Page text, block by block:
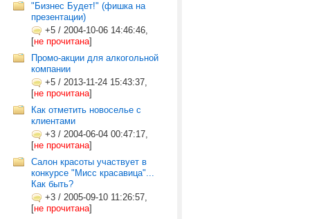
"Бизнес Будет!" (фишка на
презентации)
+5 / 2004-10-06 14:46:46,
[не прочитана]
Промо-акции для алкогольной
компании
+5 / 2013-11-24 15:43:37,
[не прочитана]
Как отметить новоселье с
клиентами
+3 / 2004-06-04 00:47:17,
[не прочитана]
Салон красоты участвует в
конкурсе "Мисс красавица"...
Как быть?
+3 / 2005-09-10 11:26:57,
[не прочитана]